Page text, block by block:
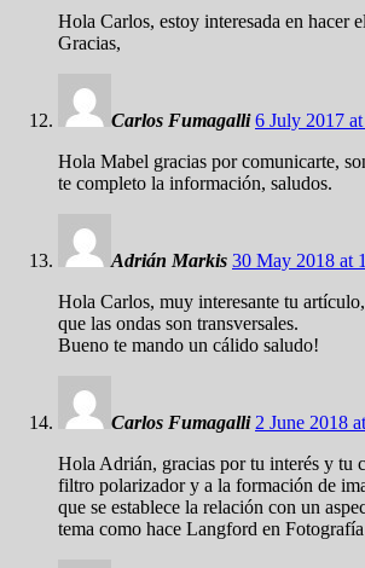
Hola Carlos, estoy interesada en hacer
Gracias,
Carlos Fumagalli 6 July 2017
Hola Mabel gracias por comunicarte,
te completo la información, saludos.
Adrián Markis 30 May 2018 at
Hola Carlos, muy interesante tu
que las ondas son transversales.
Bueno te mando un cálido saludo!
Carlos Fumagalli 2 June 2018
Hola Adrián, gracias por tu interés y tu
filtro polarizador y a la formación de
que se establece la relación con un
tema como hace Langford en